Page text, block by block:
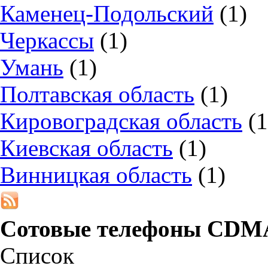
Каменец-Подольский (1)
Черкассы (1)
Умань (1)
Полтавская область (1)
Кировоградская область
Киевская область (1)
Винницкая область (1)
Сотовые телефоны
Список